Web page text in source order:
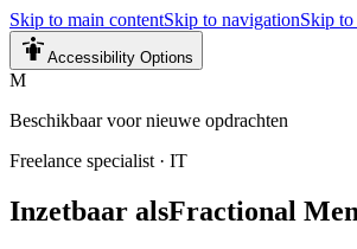
Skip to main contentSkip to navigationSkip to
Accessibility Options
M
Beschikbaar voor nieuwe opdrachten
Freelance specialist · IT
Inzetbaar alsFractional